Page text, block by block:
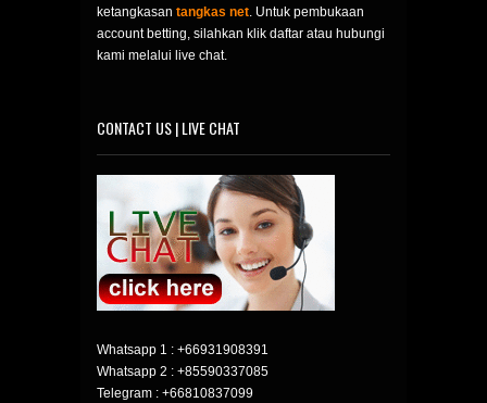
ketangkasan tangkas net. Untuk pembukaan
account betting, silahkan klik daftar atau hubungi
kami melalui live chat.
CONTACT US | LIVE CHAT
Whatsapp 1 : +66931908391
Whatsapp 2 : +85590337085
Telegram : +66810837099